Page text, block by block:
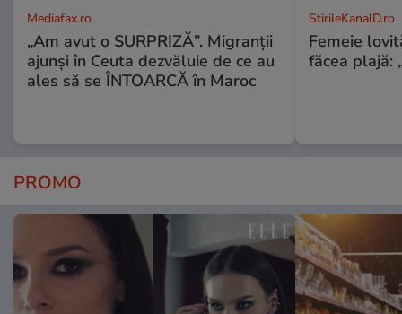
Mediafax.ro
„Am avut o SURPRIZĂ”. Migranții
ajunși în Ceuta dezvăluie de ce au
ales să se ÎNTOARCĂ în Maroc
StirileKanalD.ro
Femeie
făcea plajă:
PROMO